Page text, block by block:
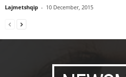
Lajmetshqip - 10 December, 2015